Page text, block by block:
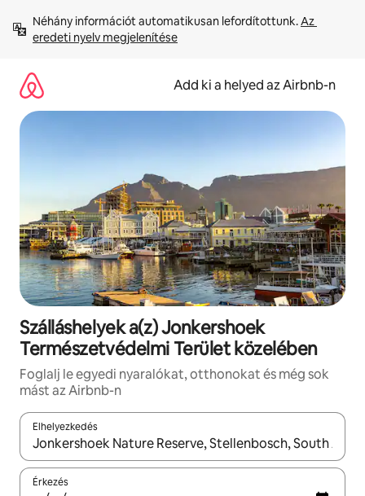
tartalomra
Néhány információt automatikusan lefordítottunk. Az
eredeti nyelv megjelenítése
Add ki a helyed az Airbnb-n
Szálláshelyek a(z) Jonkershoek
Természetvédelmi Terület közelében
Foglalj le egyedi nyaralókat, otthonokat és még sok
mást az Airbnb-n
Elhelyezkedés
Az eredmények között a felfelé és a lefelé nyíllal
Érkezés